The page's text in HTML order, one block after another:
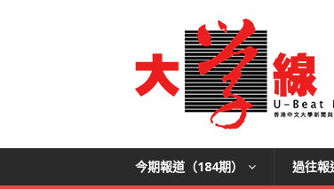
今期報道（184期） 過往報